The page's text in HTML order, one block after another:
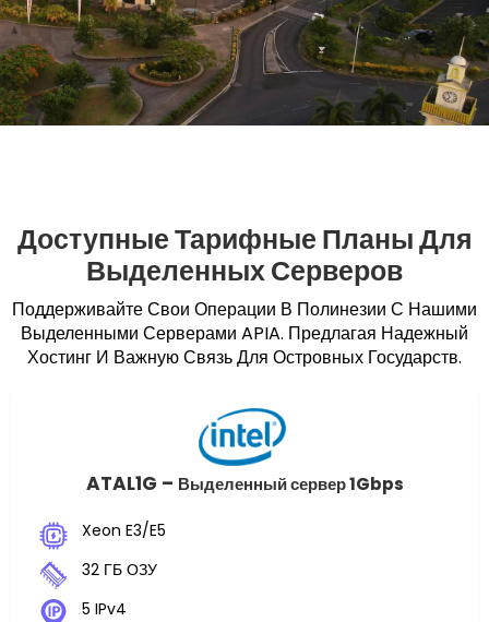
Доступные Тарифные Планы Для
Выделенных Серверов
Поддерживайте Свои Операции В Полинезии С Нашими
Выделенными Серверами APIA. Предлагая Надежный
Хостинг И Важную Связь Для Островных Государств.
ATAL1G – Выделенный сервер 1Gbps
Xeon E3/E5
32 ГБ ОЗУ
5 IPv4